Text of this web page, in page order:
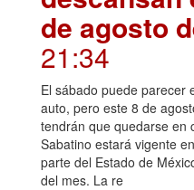
de agosto
21:34
El sábado puede parecer
auto, pero este 8 de
tendrán que quedarse en
Sabatino estará vigente
parte del Estado de
del mes. La re